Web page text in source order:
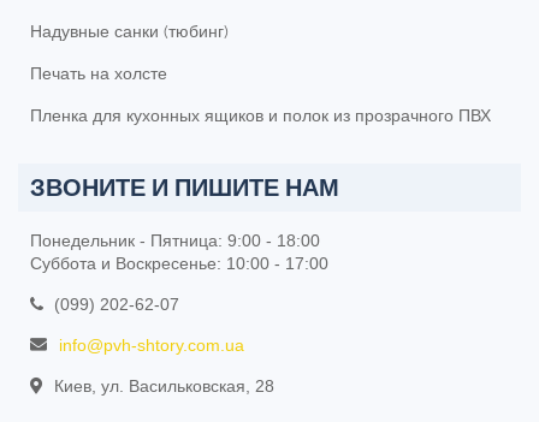
Надувные санки (тюбинг)
Печать на холсте
Пленка для кухонных ящиков и полок из прозрачного ПВХ
ЗВОНИТЕ И ПИШИТЕ НАМ
Понедельник - Пятница: 9:00 - 18:00
Суббота и Воскресенье: 10:00 - 17:00
(099) 202-62-07
info@pvh-shtory.com.ua
Киев, ул. Васильковская, 28